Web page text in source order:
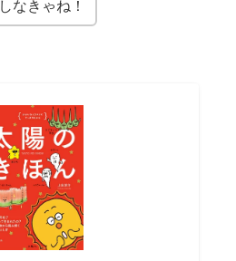
しなきゃね！